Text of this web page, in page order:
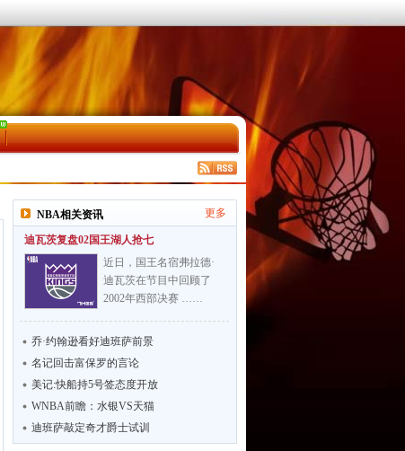
NBA相关资讯 更多
迪瓦茨复盘02国王湖人抢七
近日，国王名宿弗拉德·
迪瓦茨在节目中回顾了
2002年西部决赛 ……
乔·约翰逊看好迪班萨前景
名记回击富保罗的言论
美记:快船持5号签态度开放
WNBA前瞻：水银VS天猫
迪班萨敲定奇才爵士试训